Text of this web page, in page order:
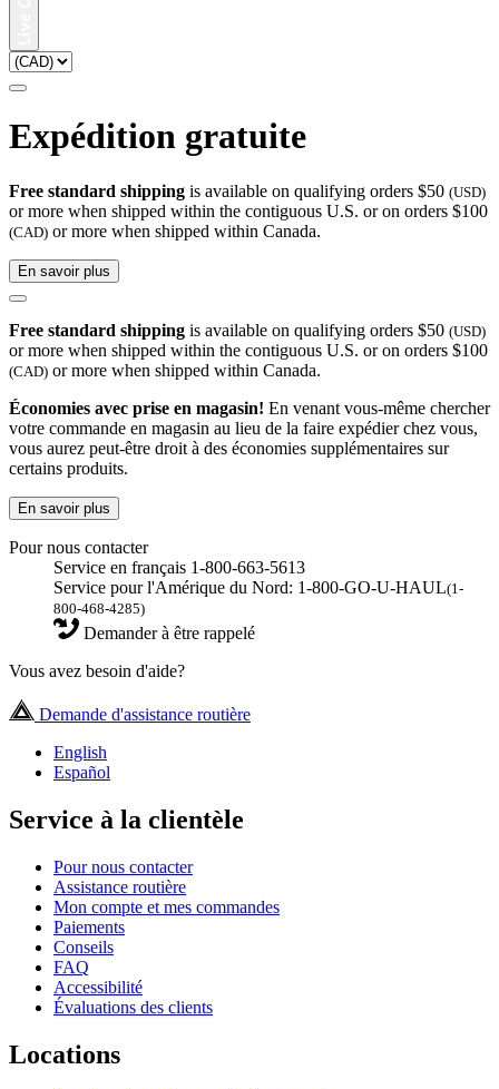
Expédition gratuite
Free standard shipping is available on qualifying orders $50 (USD)
or more when shipped within the contiguous U.S. or on orders $100
(CAD) or more when shipped within Canada.
En savoir plus
Free standard shipping is available on qualifying orders $50 (USD)
or more when shipped within the contiguous U.S. or on orders $100
(CAD) or more when shipped within Canada.
Économies avec prise en magasin! En venant vous-même chercher
votre commande en magasin au lieu de la faire expédier chez vous,
vous aurez peut-être droit à des économies supplémentaires sur
certains produits.
En savoir plus
Pour nous contacter
Service en français 1-800-663-5613
Service pour l'Amérique du Nord: 1-800-GO-U-HAUL(1-
800-468-4285)
Demander à être rappelé
Vous avez besoin d'aide?
Demande d'assistance routière
English
Español
Service à la clientèle
Pour nous contacter
Assistance routière
Mon compte et mes commandes
Paiements
Conseils
FAQ
Accessibilité
Évaluations des clients
Locations